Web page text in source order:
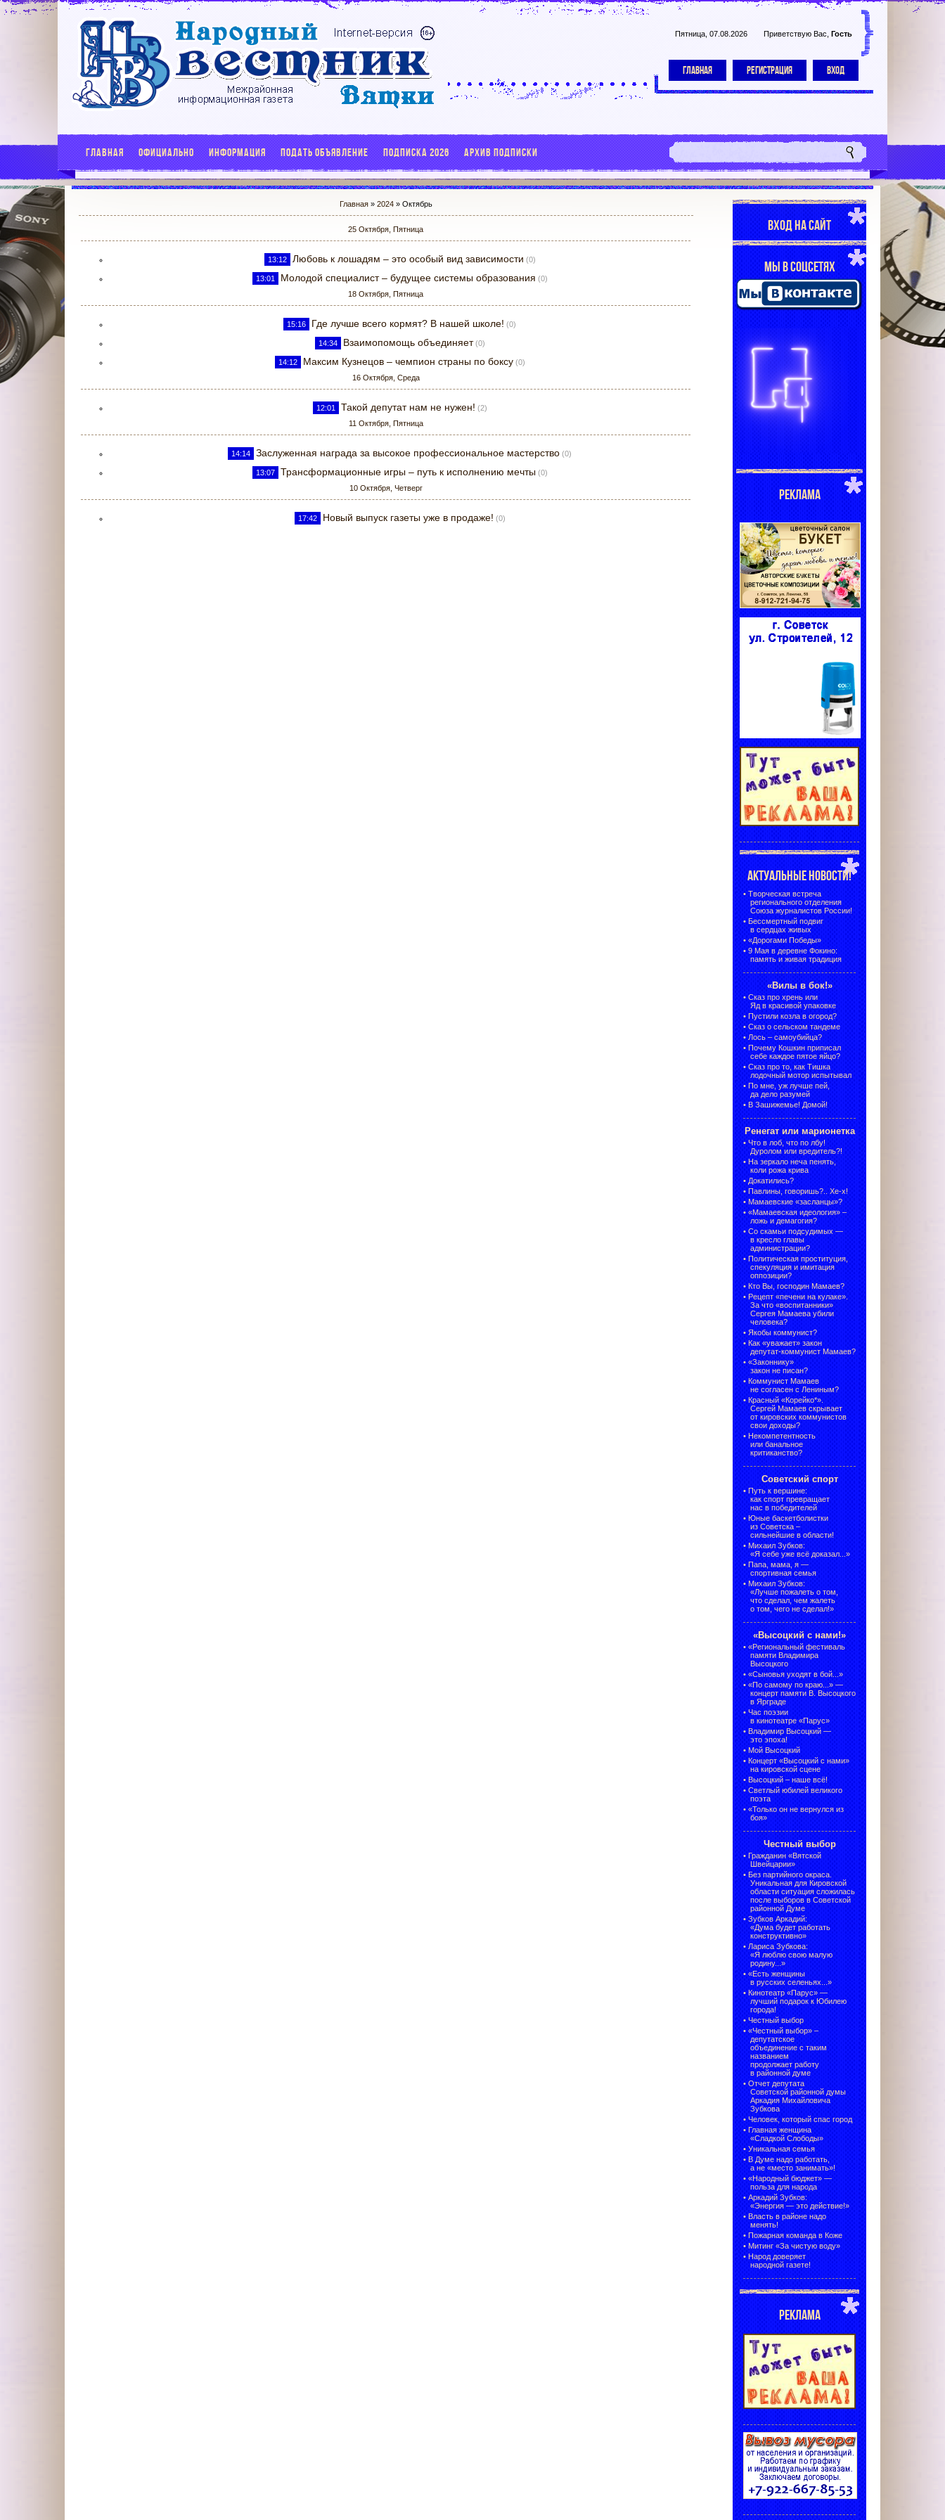
Пятница, 07.08.2026 Приветствую Вас Гость
ГЛАВНАЯ РЕГИСТРАЦИЯ ВХОД
ГЛАВНАЯ ОФИЦИАЛЬНО ИНФОРМАЦИЯ ПОДАТЬ ОБЪЯВЛЕНИЕ ПОДПИСКА 2026 АРХИВ ПОДПИСКИ
Главная» 2024 » Октябрь
25 Октября, Пятница
13:12 Любовь к лошадям – это особый вид зависимости (0)
13:01 Молодой специалист – будущее системы образования (0)
18 Октября, Пятница
15:16 Где лучше всего кормят? В нашей школе! (0)
14:34 Взаимопомощь объединяет (0)
14:12 Максим Кузнецов – чемпион страны по боксу (0)
16 Октября, Среда
12:01 Такой депутат нам не нужен! (2)
11 Октября, Пятница
14:14 Заслуженная награда за высокое профессиональное мастерство (0)
13:07 Трансформационные игры – путь к исполнению мечты (0)
10 Октября, Четверг
17:42 Новый выпуск газеты уже в продаже! (0)
ВХОД НА САЙТ
МЫ В СОЦСЕТЯХ
РЕКЛАМА
АКТУАЛЬНЫЕ НОВОСТИ!
• Творческая встреча
регионального отделения
Союза журналистов России!
• Бессмертный подвиг
в сердцах живых
• «Дорогами Победы»
• 9 Мая в деревне Фокино:
память и живая традиция
«Вилы в бок!»
• Сказ про хрень или
Яд в красивой упаковке
• Пустили козла в огород?
• Сказ о сельском тандеме
• Лось – самоубийца?
• Почему Кошкин приписал
себе каждое пятое яйцо?
• Сказ про то, как Тишка
лодочный мотор испытывал
• По мне, уж лучше пей,
да дело разумей
• В Зашижемье! Домой!
Ренегат или марионетка
• Что в лоб, что по лбу!
Дуролом или вредитель?!
• На зеркало неча пенять,
коли рожа крива
• Докатились?
• Павлины, говоришь?.. Хе-х!
• Мамаевские «засланцы»?
• «Мамаевская идеология» –
ложь и демагогия?
• Со скамьи подсудимых —
в кресло главы
администрации?
• Политическая проституция,
спекуляция и имитация
оппозиции?
• Кто Вы, господин Мамаев?
• Рецепт «печени на кулаке».
За что «воспитанники»
Сергея Мамаева убили
человека?
• Якобы коммунист?
• Как «уважает» закон
депутат-коммунист Мамаев?
• «Законнику»
закон не писан?
• Коммунист Мамаев
не согласен с Лениным?
• Красный «Корейко*».
Сергей Мамаев скрывает
от кировских коммунистов
свои доходы?
• Некомпетентность
или банальное
критиканство?
Советский спорт
• Путь к вершине:
как спорт превращает
нас в победителей
• Юные баскетболистки
из Советска –
сильнейшие в области!
• Михаил Зубков:
«Я себе уже всё доказал...»
• Папа, мама, я —
спортивная семья
• Михаил Зубков:
«Лучше пожалеть о том,
что сделал, чем жалеть
о том, чего не сделал!»
«Высоцкий с нами!»
• «Региональный фестиваль
памяти Владимира
Высоцкого
• «Сыновья уходят в бой...»
• «По самому по краю...» —
концерт памяти В. Высоцкого
в Ярграде
• Час поэзии
в кинотеатре «Парус»
• Владимир Высоцкий —
это эпоха!
• Мой Высоцкий
• Концерт «Высоцкий с нами»
на кировской сцене
• Высоцкий – наше всё!
• Светлый юбилей великого
поэта
• «Только он не вернулся из
боя»
Честный выбор
• Гражданин «Вятской
Швейцарии»
• Без партийного окраса.
Уникальная для Кировской
области ситуация сложилась
после выборов в Советской
районной Думе
• Зубков Аркадий:
«Дума будет работать
конструктивно»
• Лариса Зубкова:
«Я люблю свою малую
родину...»
• «Есть женщины
в русских селеньях...»
• Кинотеатр «Парус» —
лучший подарок к Юбилею
города!
• Честный выбор
• «Честный выбор» –
депутатское
объединение с таким
названием
продолжает работу
в районной думе
• Отчет депутата
Советской районной думы
Аркадия Михайловича
Зубкова
• Человек, который спас город
• Главная женщина
«Сладкой Слободы»
• Уникальная семья
• В Думе надо работать,
а не «место занимать»!
• «Народный бюджет» —
польза для народа
• Аркадий Зубков:
«Энергия — это действие!»
• Власть в районе надо
менять!
• Пожарная команда в Коже
• Митинг «За чистую воду»
• Народ доверяет
народной газете!
РЕКЛАМА